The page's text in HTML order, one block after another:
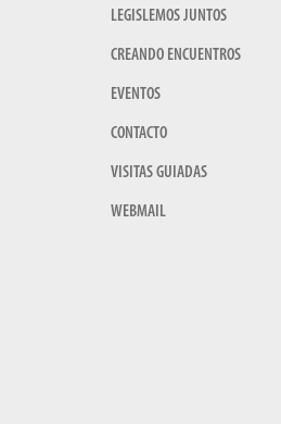
LEGISLEMOS JUNTOS
CREANDO ENCUENTROS
EVENTOS
CONTACTO
VISITAS GUIADAS
WEBMAIL